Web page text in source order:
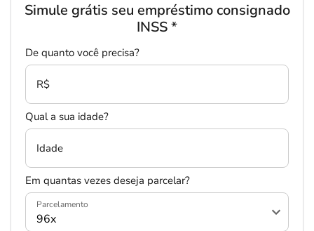
Simule grátis seu empréstimo consignado
INSS*
De quanto você precisa?
R$
Qual a sua idade?
Idade
Em quantas vezes deseja parcelar?
Parcelamento